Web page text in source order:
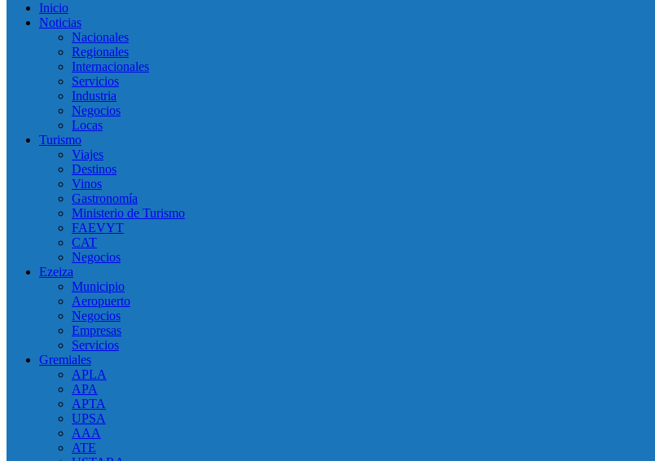
Inicio
Noticias
Nacionales
Regionales
Internacionales
Servicios
Industria
Negocios
Locas
Turismo
Viajes
Destinos
Vinos
Gastronomía
Ministerio de Turismo
FAEVYT
CAT
Negocios
Ezeiza
Municipio
Aeropuerto
Negocios
Empresas
Servicios
Gremiales
APLA
APA
APTA
UPSA
AAA
ATE